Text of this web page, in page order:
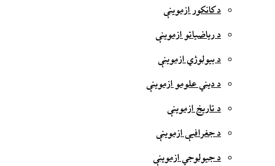
د کانکور ازموینې
د ریاضیاتو ازموینې
د بیولوژي ازموینې
د دیني علومو ازموینې
د تاریخ ازموینې
د جغرافیې ازموینې
د جیولوجي ازموینې